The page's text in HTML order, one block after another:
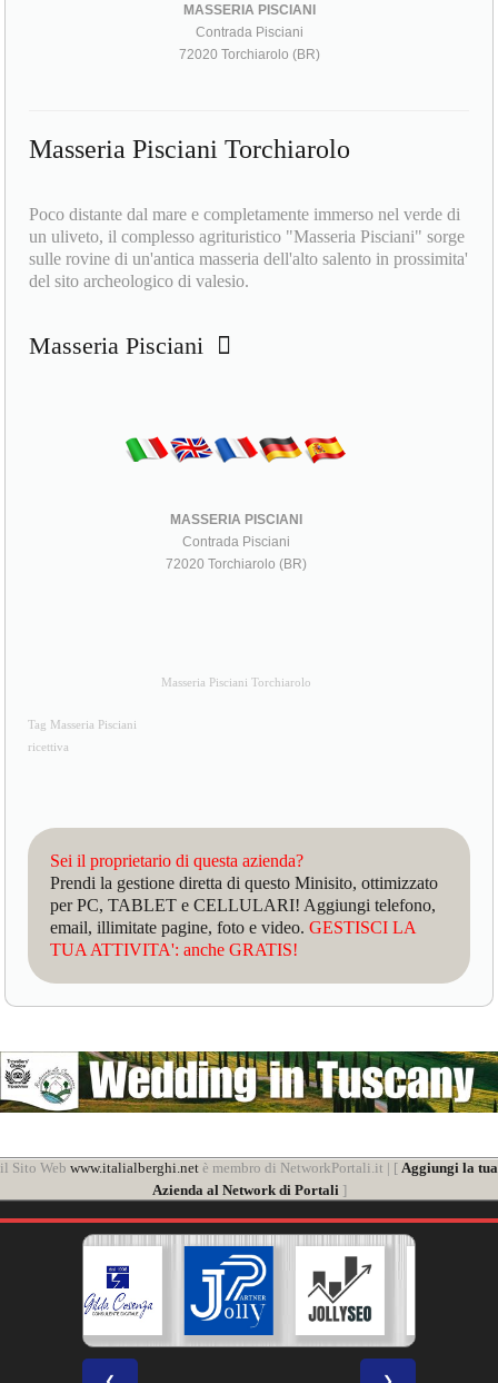
MASSERIA PISCIANI
Contrada Pisciani
72020 Torchiarolo (BR)
Masseria Pisciani Torchiarolo
Poco distante dal mare e completamente immerso nel verde di
un uliveto, il complesso agrituristico "Masseria Pisciani" sorge
sulle rovine di un'antica masseria dell'alto salento in prossimita'
del sito archeologico di valesio.
Masseria Pisciani
MASSERIA PISCIANI
Contrada Pisciani
72020 Torchiarolo (BR)
Masseria Pisciani Torchiarolo
Tag Masseria Pisciani
ricettiva
Sei il proprietario di questa azienda?
Prendi la gestione diretta di questo Minisito, ottimizzato
per PC, TABLET e CELLULARI! Aggiungi telefono,
email, illimitate pagine, foto e video.GESTISCI LA
TUA ATTIVITA': anche GRATIS!
il Sito Web www.italialberghi.net è membro di NetworkPortali.it | [ Aggiungi la tua
Azienda al Network di Portali]